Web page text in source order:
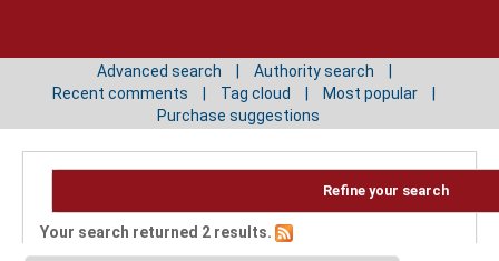
Advanced search
Authority search
Recent comments
Tag cloud
Most popular
Purchase suggestions
Refine your search
Your search returned 2 results.